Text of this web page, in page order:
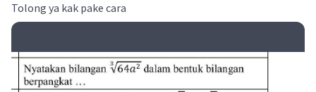
Tolong ya kak pake cara